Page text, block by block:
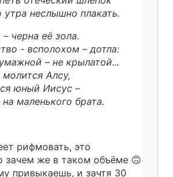
утра неслышно плакать.
черна её зола.
- всполохом – дотла:
– не крылатой...
Алсу,
юный Иисус –
маленького брата.
рифмовать, это
зачем же в таком объёме 🙃
привыкаешь, и зачтя 30